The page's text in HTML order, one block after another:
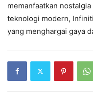
memanfaatkan
teknologi modern,
yang menghargai gaya